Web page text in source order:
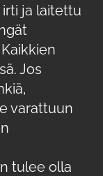
ja laitettu
Jos
varattuun
tulee olla